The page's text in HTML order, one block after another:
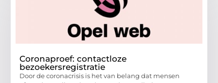
Coronaproef: contactloze
bezoekersregistratie
Door de coronacrisis is het van belang dat mensen